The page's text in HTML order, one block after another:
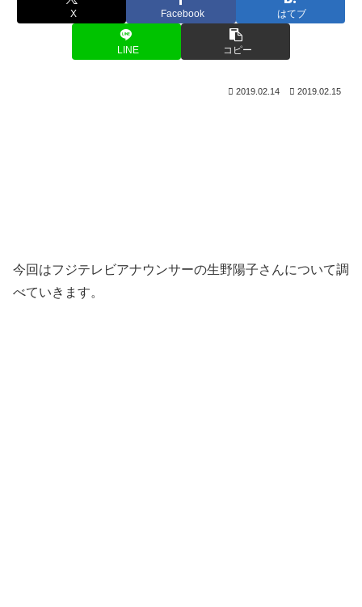
X Facebook はてブ
LINE コピー
2019.02.14 2019.02.15
今回はフジテレビアナウンサーの生野陽子さんについて調
べていきます。